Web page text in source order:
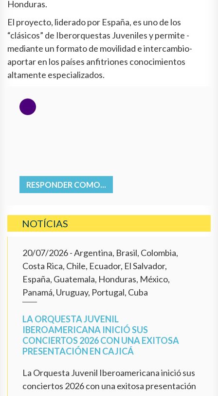
Honduras.
El proyecto, liderado por España, es uno de los
“clásicos” de Iberorquestas Juveniles y permite -
mediante un formato de movilidad e intercambio-
aportar en los países anfitriones conocimientos
altamente especializados.
RESPONDER COMO...
NOTÍCIAS
20/07/2026- Argentina, Brasil, Colombia,
Costa Rica, Chile, Ecuador, El Salvador,
España, Guatemala, Honduras, México,
Panamá, Uruguay, Portugal, Cuba
LA ORQUESTA JUVENIL
IBEROAMERICANA INICIÓ SUS
CONCIERTOS 2026 CON UNA EXITOSA
PRESENTACIÓN EN CAJICÁ
La Orquesta Juvenil Iberoamericana inició sus
conciertos 2026 con una exitosa presentación